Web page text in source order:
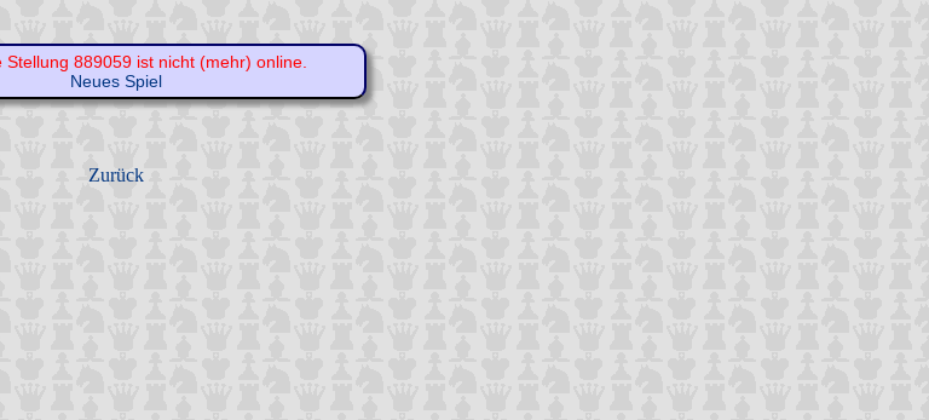
Stellung 889059 ist nicht (mehr) online.
Neues Spiel
Zurück